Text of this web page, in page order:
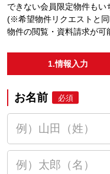
できない会員限定物件もい
(※希望物件リクエストと
物件の閲覧・資料請求が可
1.情報入力
お名前 必須